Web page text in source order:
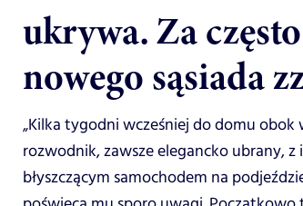
ukrywa. Za
nowego sąsiada
„Kilka tygodni wcześniej do domu
rozwodnik, zawsze elegancko ubrany,
błyszczącym samochodem na